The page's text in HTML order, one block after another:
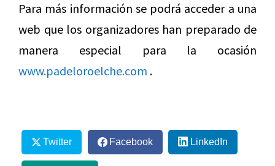
Para más información se podrá acceder a una
web que los organizadores han preparado de
manera especial para la ocasión
www.padeloroelche.com .
Twitter Facebook LinkedIn